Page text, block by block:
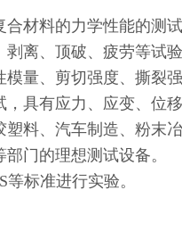
材料的力学性能的测
离、顶破、疲劳等试
量、剪切强度、撕裂
具有应力、应变、位
料、汽车制造、粉末
门的理想测试设备。
标准进行实验。